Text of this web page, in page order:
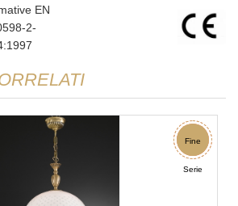
EN
2-
Sconto
Fine
Serie